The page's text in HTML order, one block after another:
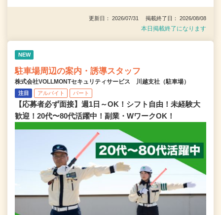
更新日： 2026/07/31 掲載終了日： 2026/08/08
本日掲載終了になります
NEW
駐車場周辺の案内・誘導スタッフ
株式会社VOLLMONTセキュリティサービス 川越支社（駐車場）
注目 アルバイト パート
【応募者必ず面接】週1日～OK！シフト自由！未経験大
歓迎！20代〜80代活躍中！副業・WワークOK！